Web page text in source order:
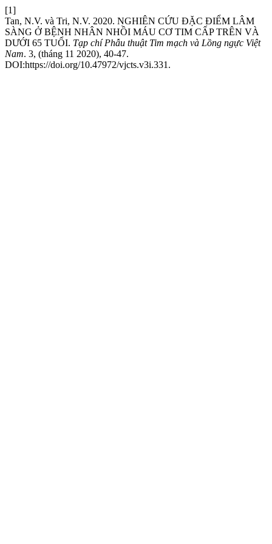
[1]
Tan, N.V. và Tri, N.V. 2020. NGHIÊN CỨU ĐẶC ĐIỂM LÂM
SÀNG Ở BỆNH NHÂN NHỒI MÁU CƠ TIM CẤP TRÊN VÀ
DƯỚI 65 TUỔI. Tạp chí Phẫu thuật Tim mạch và Lồng ngực Việt
Nam. 3, (tháng 11 2020), 40-47.
DOI:https://doi.org/10.47972/vjcts.v3i.331.